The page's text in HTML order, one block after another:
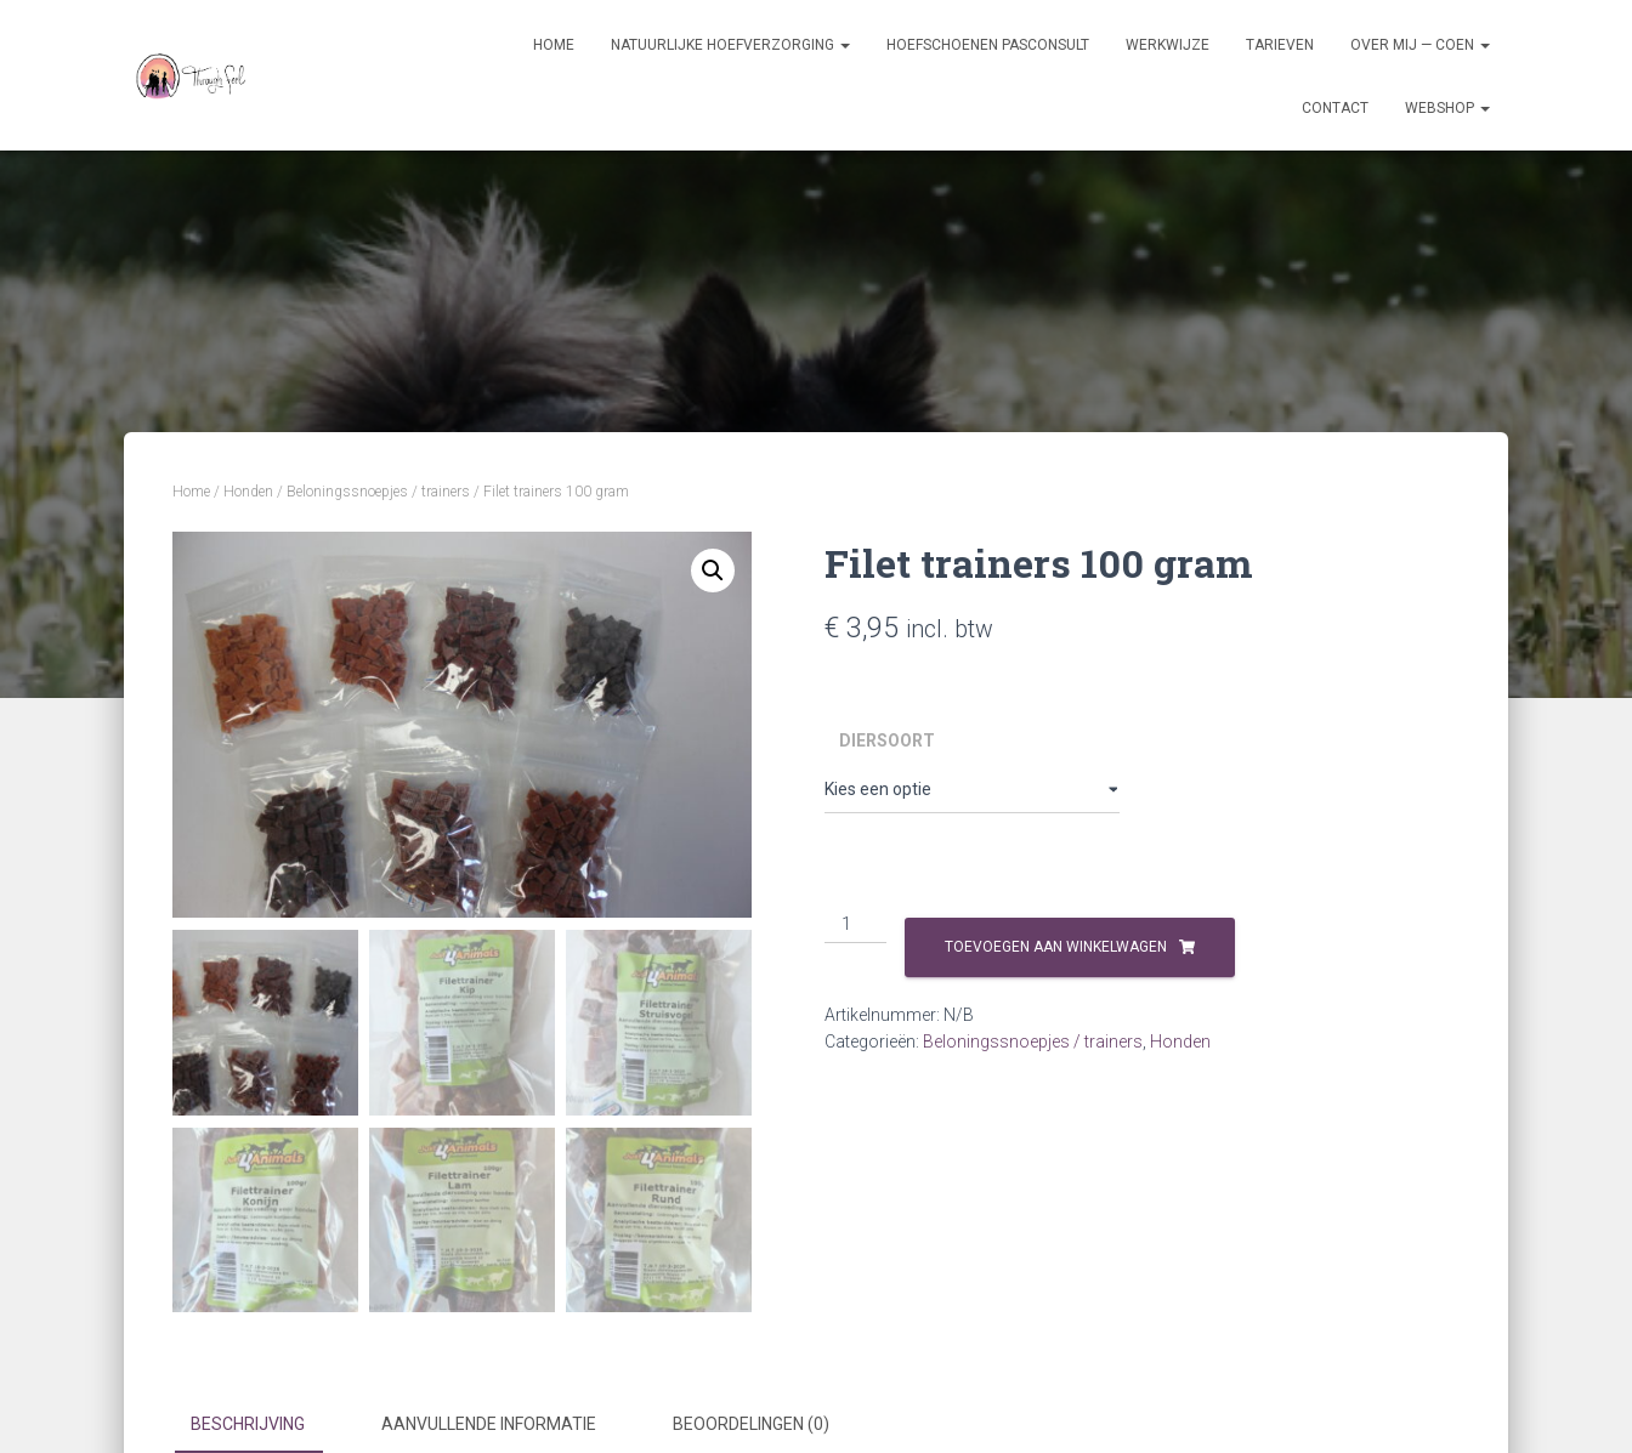
HOME NATUURLIJKE HOEFVERZORGING HOEFSCHOENEN PASCONSULT WERKWIJZE TARIEVEN OVER MIJ — COEN
CONTACT WEBSHOP
Home / Honden / Beloningssnoepjes / trainers / Filet trainers 100 gram
Filet trainers 100 gram
€ 3,95 incl. btw
DIERSOORT
Filet
trainers
aantal
TOEVOEGEN AAN WINKELWAGEN
Artikelnummer: N/B
Categorieën: Beloningssnoepjes / trainers Honden
BESCHRIJVING AANVULLENDE INFORMATIE BEOORDELINGEN (0)